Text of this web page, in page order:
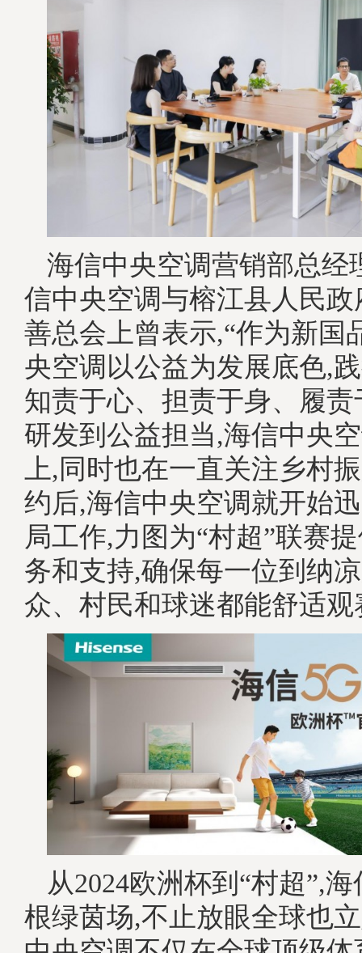
海信中央空调营销部总经
信中央空调与榕江县人民
善总会上曾表示,“作为新国
央空调以公益为发展底色,
知责于心、担责于身、履
研发到公益担当,海信中央
上,同时也在一直关注乡村
约后,海信中央空调就开始
局工作,力图为“村超”联赛
务和支持,确保每一位到纳
众、村民和球迷都能舒适观
从2024欧洲杯到“村超”,
根绿茵场,不止放眼全球也